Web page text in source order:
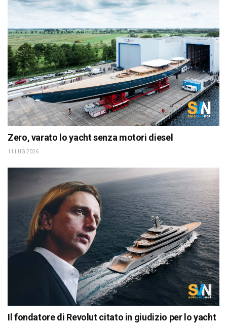
Zero, varato lo yacht senza motori diesel
11 LUG 2026
Il fondatore di Revolut citato in giudizio per lo yacht